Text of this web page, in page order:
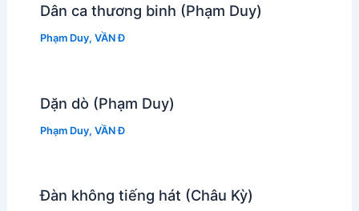
Dân ca thương binh (Phạm Duy)
Phạm Duy, VẦN Đ
Dặn dò (Phạm Duy)
Phạm Duy, VẦN Đ
Đàn không tiếng hát (Châu Kỳ)